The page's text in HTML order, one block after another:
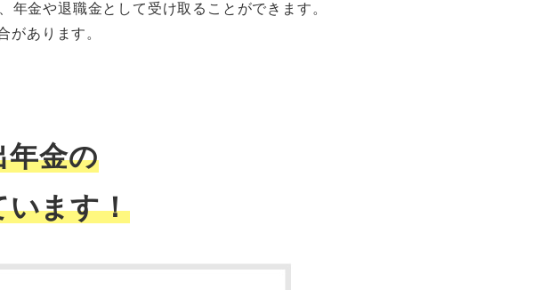
金や退職金として受け取ることができます。
があります。
年金の
います！